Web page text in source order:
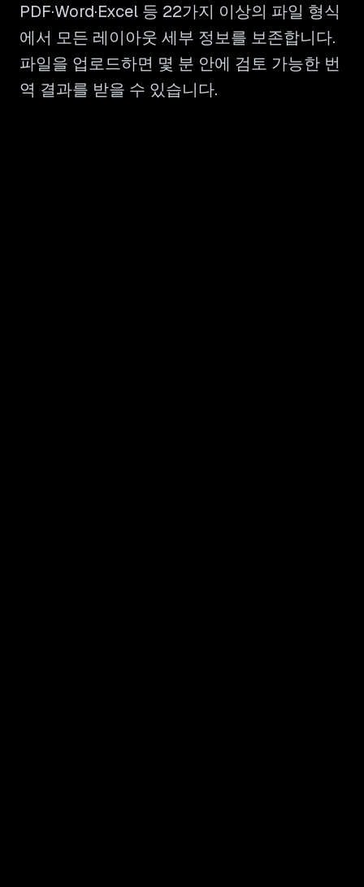
PDF·Word·Excel 등 22가지 이상의 파일 형식
에서 모든 레이아웃 세부 정보를 보존합니다.
파일을 업로드하면 몇 분 안에 검토 가능한 번
역 결과를 받을 수 있습니다.